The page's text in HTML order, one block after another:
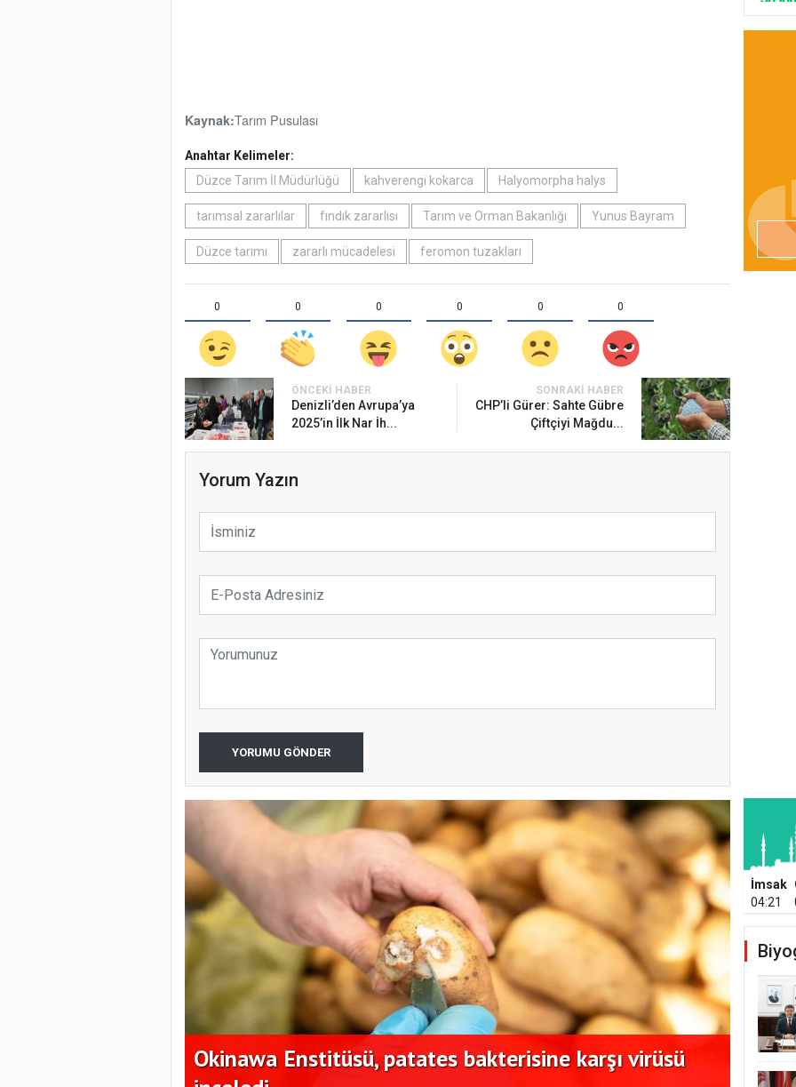
Kaynak:Tarım Pusulası
Anahtar Kelimeler:
Düzce Tarım İl Müdürlüğü
kahverengi kokarca Halyomorpha halys
tarımsal zararlılar fındık zararlısı Tarım ve Orman Bakanlığı Yunus Bayram
Düzce tarımı zararlı mücadelesi feromon tuzakları
0 0 0 0 0 0
ÖNCEKI HABER
Denizli’den Avrupa’ya
2025’in İlk Nar İh...
SONRAKI HABER
CHP’li Gürer: Sahte Gübre
Çiftçiyi Mağdu...
Yorum Yazın
YORUMU GÖNDER
Okinawa Enstitüsü, patates bakterisine karşı virüsü
İmsak
04:21